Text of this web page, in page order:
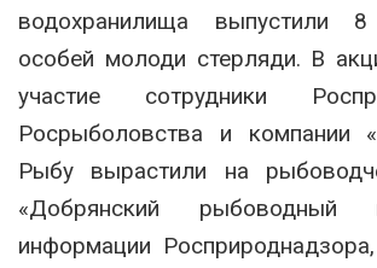
водохранилища выпустили
особей молоди стерляди. В
участие сотрудники
Росрыболовства и компании
Рыбу вырастили на
«Добрянский рыбоводный
информации